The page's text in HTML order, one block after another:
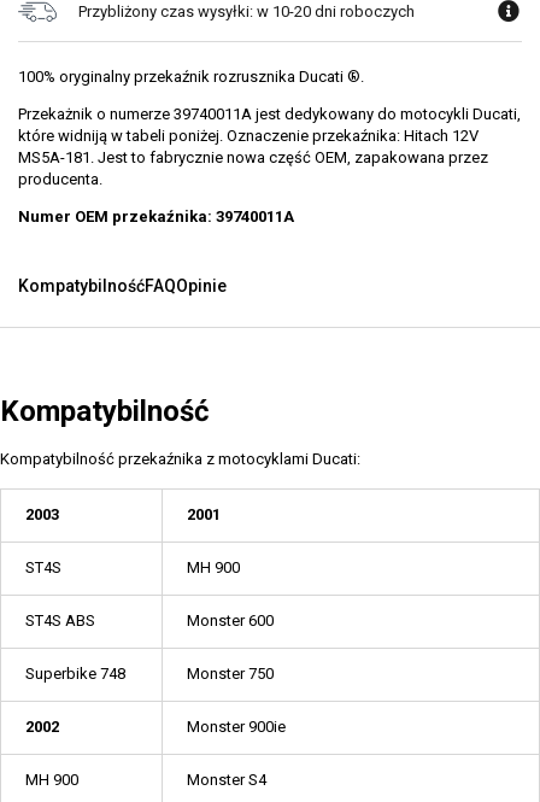
Przybliżony czas wysyłki: w 10-20 dni roboczych
100% oryginalny przekaźnik rozrusznika Ducati ®.
Przekażnik o numerze 39740011A jest dedykowany do motocykli Ducati,
które widniją w tabeli poniżej. Oznaczenie przekaźnika: Hitach 12V
MS5A-181. Jest to fabrycznie nowa część OEM, zapakowana przez
producenta.
Numer OEM przekaźnika: 39740011A
KompatybilnośćFAQOpinie
Kompatybilność
Kompatybilność przekaźnika z motocyklami Ducati:
2003 2001
ST4S MH 900
ST4S ABS Monster 600
Superbike 748 Monster 750
2002 Monster 900ie
MH 900 Monster S4